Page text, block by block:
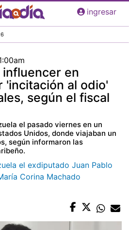
Pasar
al
principal
ingresar
influencer en
'incitación al odio'
según el fiscal
el pasado viernes en un
Unidos, donde viajaban un
según informaron las
el exdiputado Juan Pablo
Corina Machado